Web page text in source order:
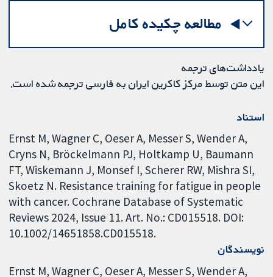
مطالعه چکیده کامل
یادداشت‌های ترجمه
این متن توسط مرکز کاکرین ایران به فارسی ترجمه شده است.
استناد
Ernst M, Wagner C, Oeser A, Messer S, Wender A,
Cryns N, Bröckelmann PJ, Holtkamp U, Baumann
FT, Wiskemann J, Monsef I, Scherer RW, Mishra SI,
Skoetz N. Resistance training for fatigue in people
with cancer. Cochrane Database of Systematic
Reviews 2024, Issue 11. Art. No.: CD015518. DOI:
10.1002/14651858.CD015518.
نویسندگان
Ernst M Wagner C Oeser A Messer S Wender A